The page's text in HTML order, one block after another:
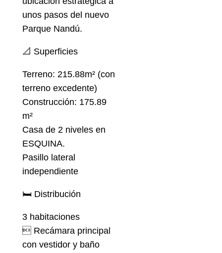
unos pasos del nuevo
Parque Nandú.
📐 Superficies
Terreno: 215.88m² (con
terreno excedente)
Construcción: 175.89
m²
Casa de 2 niveles en
ESQUINA.
Pasillo lateral
independiente
🛏 Distribución
3 habitaciones
 Recámara principal
con vestidor y baño